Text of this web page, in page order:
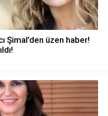
Şimal’den üzen haber!